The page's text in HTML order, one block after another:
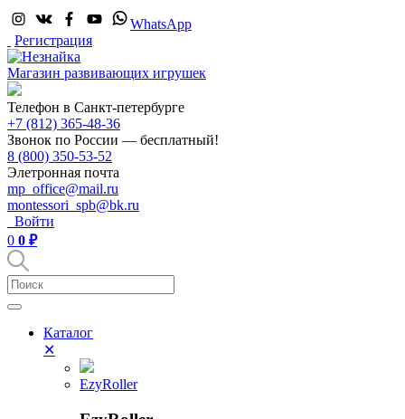
WhatsApp
Регистрация
Магазин развивающих игрушек
Телефон в Санкт-петербурге
+7 (812) 365-48-36
Звонок по России — бесплатный!
8 (800) 350-53-52
Элетронная почта
mp_office@mail.ru
montessori_spb@bk.ru
Войти
0 0 ₽
Каталог
✕
EzyRoller